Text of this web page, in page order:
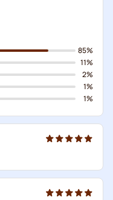
85%
11%
2%
1%
1%